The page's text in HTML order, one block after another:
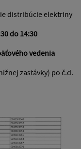
distribúcie elektriny
do 14:30
vedenia
zastávky) po č.d.